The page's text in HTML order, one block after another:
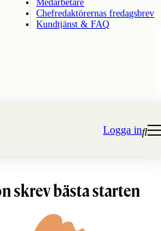
Medarbetare
Chefredaktörernas fredagsbrev
Kundtjänst & FAQ
Logga in
skrev bästa starten